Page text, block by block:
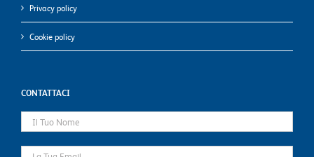
Privacy policy
Cookie policy
CONTATTACI